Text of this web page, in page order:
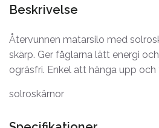
Beskrivelse
Återvunnen matarsilo med
skärp. Ger fåglarna lätt energi
ogräsfri. Enkel att hänga upp och
solroskärnor